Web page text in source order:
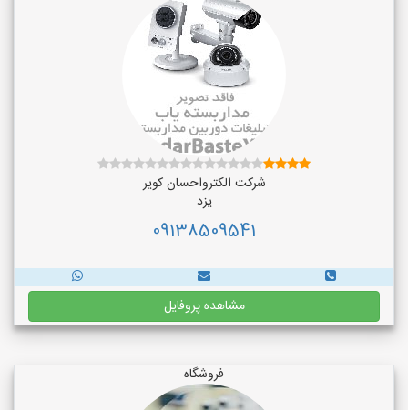
شرکت الکترواحسان کویر
یزد
09138509541
مشاهده پروفایل
فروشگاه